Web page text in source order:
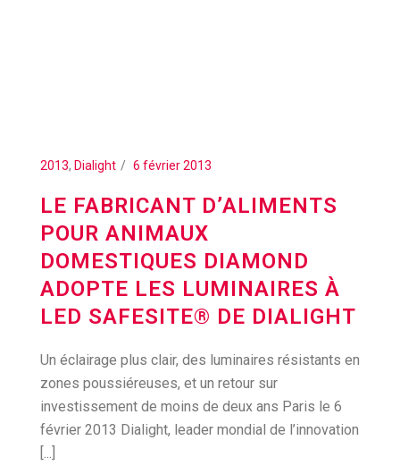
2013, Dialight 6 février 2013
LE FABRICANT D’ALIMENTS
POUR ANIMAUX
DOMESTIQUES DIAMOND
ADOPTE LES LUMINAIRES À
LED SAFESITE® DE DIALIGHT
Un éclairage plus clair, des luminaires résistants en
zones poussiéreuses, et un retour sur
investissement de moins de deux ans Paris le 6
février 2013 Dialight, leader mondial de l’innovation
[...]